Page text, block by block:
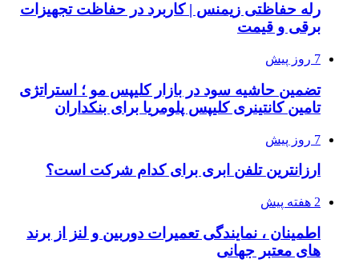
رله حفاظتی زیمنس | کاربرد در حفاظت تجهیزات
برقی و قیمت
7 روز پیش
تضمین حاشیه سود در بازار کلیپس مو ؛ استراتژی
تامین کانتینری کلیپس پلومریا برای بنکداران
7 روز پیش
ارزانترین تلفن ابری برای کدام شرکت است؟
2 هفته پیش
اطمینان ، نمایندگی تعمیرات دوربین و لنز از برند
های معتبر جهانی